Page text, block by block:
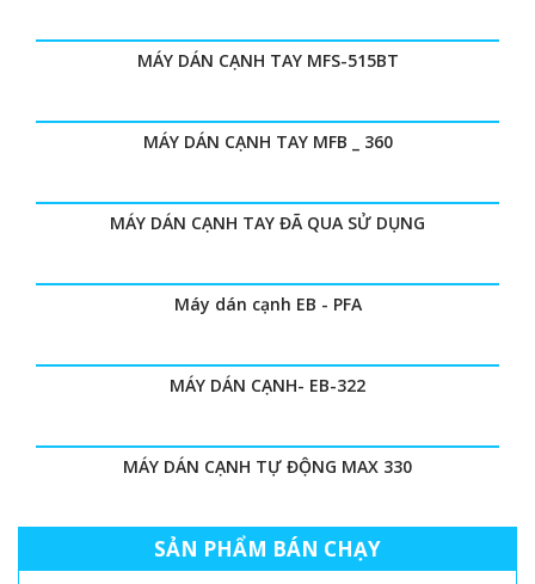
MÁY DÁN CẠNH TAY MFS-515BT
MÁY DÁN CẠNH TAY MFB _ 360
MÁY DÁN CẠNH TAY ĐÃ QUA SỬ DỤNG
Máy dán cạnh EB - PFA
MÁY DÁN CẠNH- EB-322
MÁY DÁN CẠNH TỰ ĐỘNG MAX 330
SẢN PHẨM BÁN CHẠY